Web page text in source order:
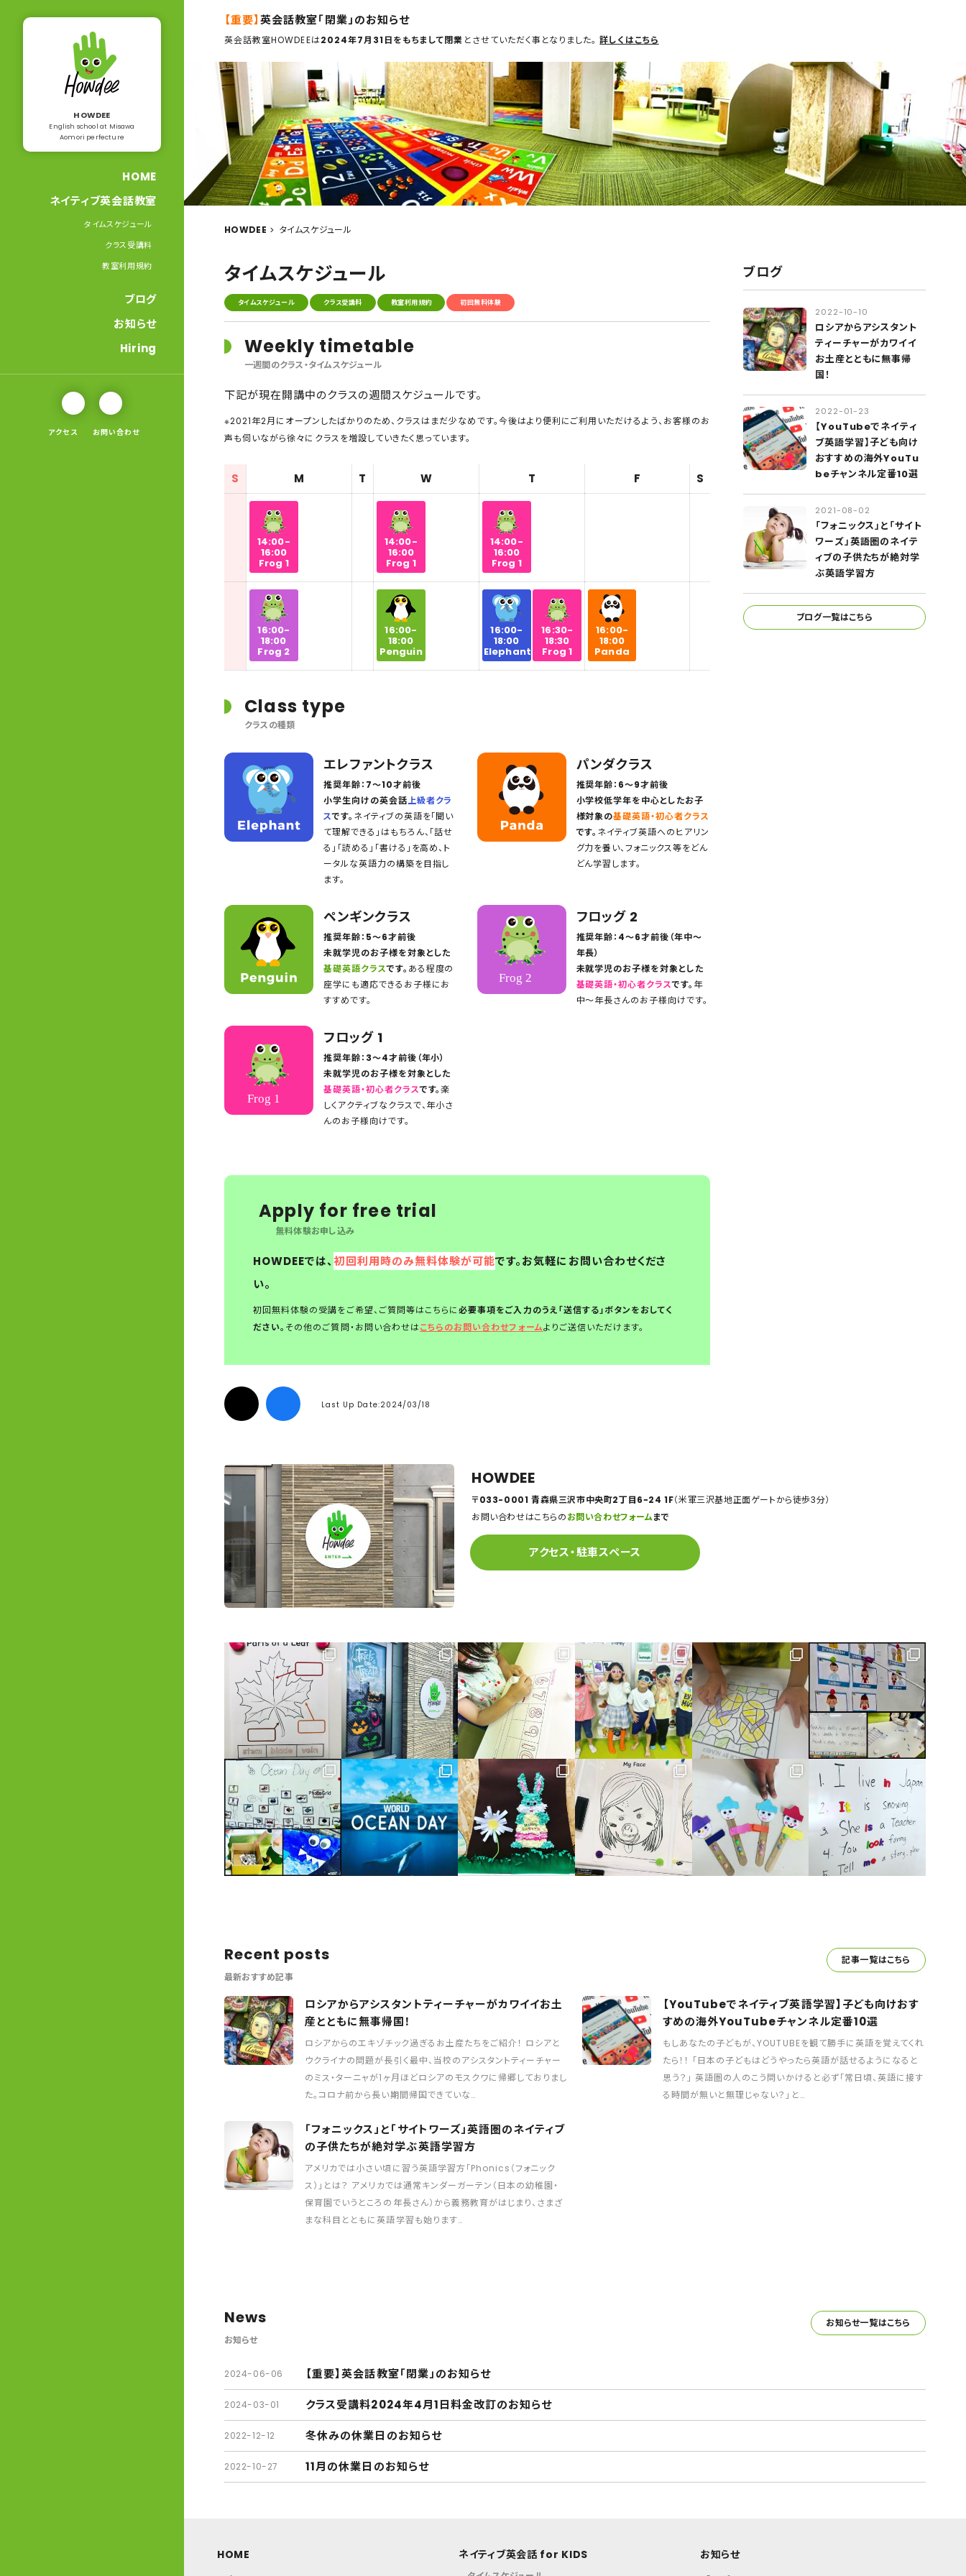
HOWDEE
English school at Misawa
Aomori perfecture
HOME
ネイティブ英会話教室
タイムスケジュール
クラス受講料
教室利用規約
ブログ
お知らせ
Hiring
アクセス お問い合わせ
【重要】英会話教室「閉業」のお知らせ
英会話教室HOWDEEは2024年7月31日をもちまして閉業 とさせていただく事となりました。詳しくはこちら
HOWDEE タイムスケジュール
タイムスケジュール
タイムスケジュール クラス受講料 教室利用規約 初回無料体験
Weekly timetable
一週間のクラス・タイムスケジュール
下記が現在開講中のクラスの週間スケジュールです。
※2021年2月にオープンしたばかりのため、クラスはまだ少なめです。今後はより便利にご利用いただけるよう、お客様のお
声も伺いながら徐々にクラスを増設していきたく思っています。
S M T W T F S
14:00-
16:00
Frog 1
14:00-
16:00
Frog 1
14:00-
16:00
Frog 1
16:00-
18:00
Frog 2
16:00-
18:00
Penguin
16:00-
18:00
Elephant
16:30-
18:30
Frog 1
16:00-
18:00
Panda
Class type
クラスの種類
エレファントクラス
推奨年齢：7〜10才前後
小学生向けの英会話上級者クラ
スです。 ネイティブの英語を「聞い
て理解できる」はもちろん、「話せ
る」「読める」「書ける」を高め、ト
ータルな英語力の構築を目指し
ます。
パンダクラス
推奨年齢：6〜9才前後
小学校低学年を中心としたお子
様対象の基礎英語・初心者クラス
です。 ネイティブ英語へのヒアリン
グ力を養い、フォニックス等をどん
どん学習します。
ペンギンクラス
推奨年齢：5〜6才前後
未就学児のお子様を対象とした
基礎英語クラスです。 ある程度の
座学にも適応できるお子様にお
すすめです。
フロッグ 2
推奨年齢：4〜6才前後（年中〜
年長）
未就学児のお子様を対象とした
基礎英語・初心者クラスです。 年
中〜年長さんのお子様向けです。
フロッグ 1
推奨年齢：3〜4才前後（年小）
未就学児のお子様を対象とした
基礎英語・初心者クラスです。楽
しくアクティブなクラスで、年小さ
んのお子様向けです。
Apply for free trial
無料体験お申し込み
HOWDEEでは、初回利用時のみ無料体験が可能です。お気軽にお問い合わせくださ
い。
初回無料体験の受講をご希望、ご質問等はこちらに必要事項をご入力のうえ「送信する」ボタンをおしてく
ださい。 その他のご質問・お問い合わせはこちらのお問い合わせフォームよりご送信いただけます。
ブログ
2022-10-10
ロシアからアシスタント
ティーチャーがカワイイ
お土産とともに無事帰
国！
2022-01-23
【YouTubeでネイティ
ブ英語学習】子ども向け
おすすめの海外YouTu
beチャンネル定番10選
2021-08-02
「フォニックス」と「サイト
ワーズ」英語圏のネイテ
ィブの子供たちが絶対学
ぶ英語学習方
ブログ一覧はこちら
Last Up Date:2024/03/18
HOWDEE
〒033-0001 青森県三沢市中央町2丁目6−24 1F（米軍三沢基地正面ゲートから徒歩3分）
お問い合わせはこちらのお問い合わせフォームまで
アクセス・駐車スペース
Recent posts
最新おすすめ記事
記事一覧はこちら
ロシアからアシスタントティーチャーがカワイイお土
産とともに無事帰国！
ロシアからのエキゾチック過ぎるお土産たちをご紹介！ ロシアと
ウクライナの問題が長引く最中、当校のアシスタントティーチャー
のミス・ターニャが1ヶ月ほどロシアのモスクワに帰郷しておりまし
た。コロナ前から長い期間帰国できていな…
【YouTubeでネイティブ英語学習】子ども向けおす
すめの海外YouTubeチャンネル定番10選
もしあなたの子どもが、YOUTUBEを観て勝手に英語を覚えてくれ
たら！！ 「日本の子どもはどうやったら英語が話せるようになると
思う？」 英語圏の人のこう問いかけると必ず「常日頃、英語に接す
る時間が無いと無理じゃない？」と…
「フォニックス」と「サイトワーズ」英語圏のネイティブ
の子供たちが絶対学ぶ英語学習方
アメリカでは小さい頃に習う英語学習方「Phonics（フォニック
ス）」とは？ アメリカでは通常キンダーガーテン（日本の幼稚園・
保育園でいうところの年長さん）から義務教育がはじまり、さまざ
まな科目とともに英語学習も始ります…
News
お知らせ
お知らせ一覧はこちら
2024-06-06 【重要】英会話教室「閉業」のお知らせ
2024-03-01 クラス受講料2024年4月1日料金改訂のお知らせ
2022-12-12 冬休みの休業日のお知らせ
2022-10-27 11月の休業日のお知らせ
HOME
ネイティブ英会話 for KIDS
お知らせ